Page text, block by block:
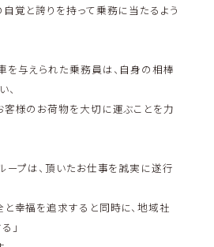
覚と誇りを持って乗務に当たるよう
を与えられた乗務員は、自身の相棒
、
客様のお荷物を大切に運ぶことを力
ープは、頂いたお仕事を誠実に遂行
と幸福を追求すると同時に、地域社
」